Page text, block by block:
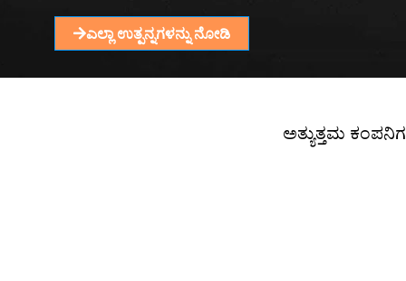
ಎಲ್ಲಾ ಉತ್ಪನ್ನಗಳನ್ನು ನೋಡಿ
ಅತ್ಯುತ್ತಮ